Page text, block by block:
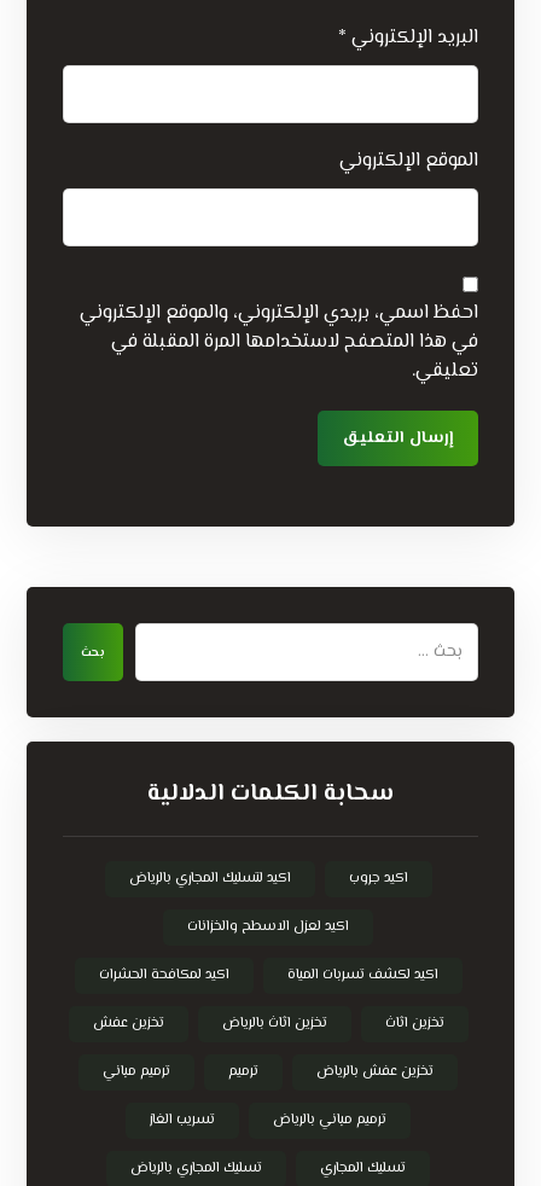
البريد الإلكتروني *
الموقع الإلكتروني
احفظ اسمي، بريدي الإلكتروني، والموقع الإلكتروني
في هذا المتصفح لاستخدامها المرة المقبلة في
تعليقي.
سحابة الكلمات الدلالية
اكيد جروب اكيد لتسليك المجاري بالرياض
اكيد لعزل الاسطح والخزانات
اكيد لكشف تسربات المياة اكيد لمكافحة الحشرات
تخزين اثاث تخزين اثاث بالرياض تخزين عفش
تخزين عفش بالرياض ترميم ترميم مباني
ترميم مباني بالرياض تسريب الغاز
تسليك المجاري تسليك المجاري بالرياض